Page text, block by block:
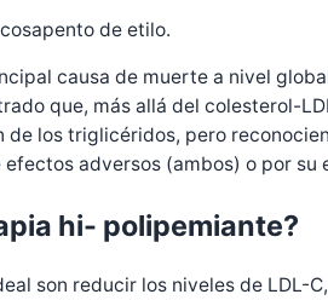
de etilo.
causa de muerte a nivel
que, más allá del colesterol-
los triglicéridos, pero
adversos (ambos) o por
hi- polipemiante?
son reducir los niveles de